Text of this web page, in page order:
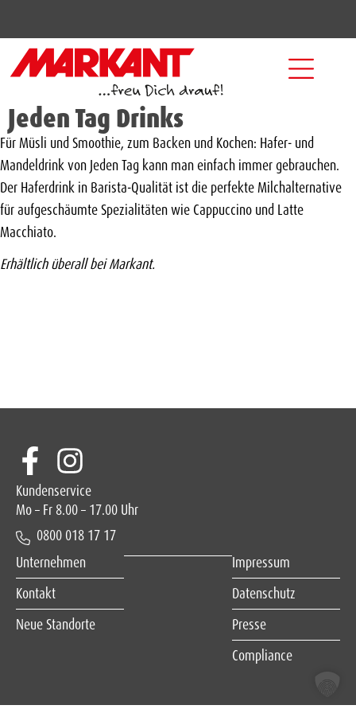
Jeden Tag Drinks
Für Müsli und Smoothie, zum Backen und Kochen: Hafer- und
Mandeldrink von Jeden Tag kann man einfach immer gebrauchen.
Der Haferdrink in Barista-Qualität ist die perfekte Milchalternative
für aufgeschäumte Spezialitäten wie Cappuccino und Latte
Macchiato.
Erhältlich überall bei Markant.
Unternehmen
Kontakt
Neue Standorte
Presse
Compliance
Impressum
Datenschutz
Kundenservice
Mo – Fr 8.00 – 17.00 Uhr
0800 018 17 17